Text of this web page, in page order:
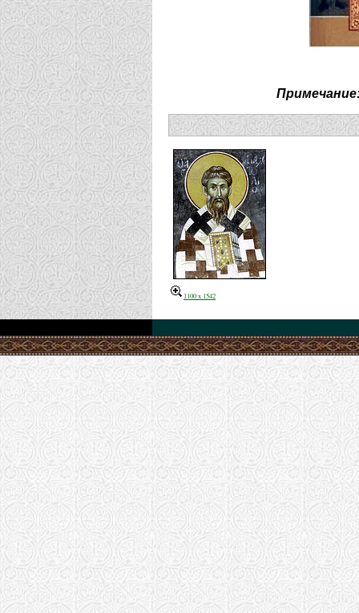
1100 x 1542